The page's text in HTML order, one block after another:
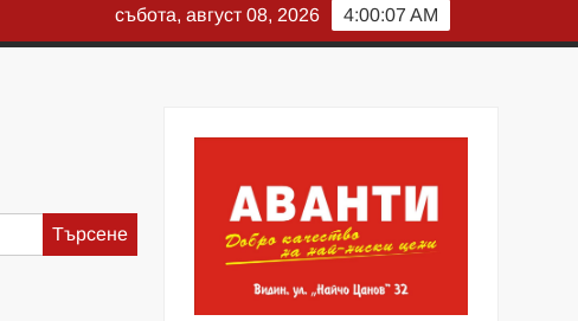
4:00:08 AM
събота, август 08, 2026
Търсене
за: